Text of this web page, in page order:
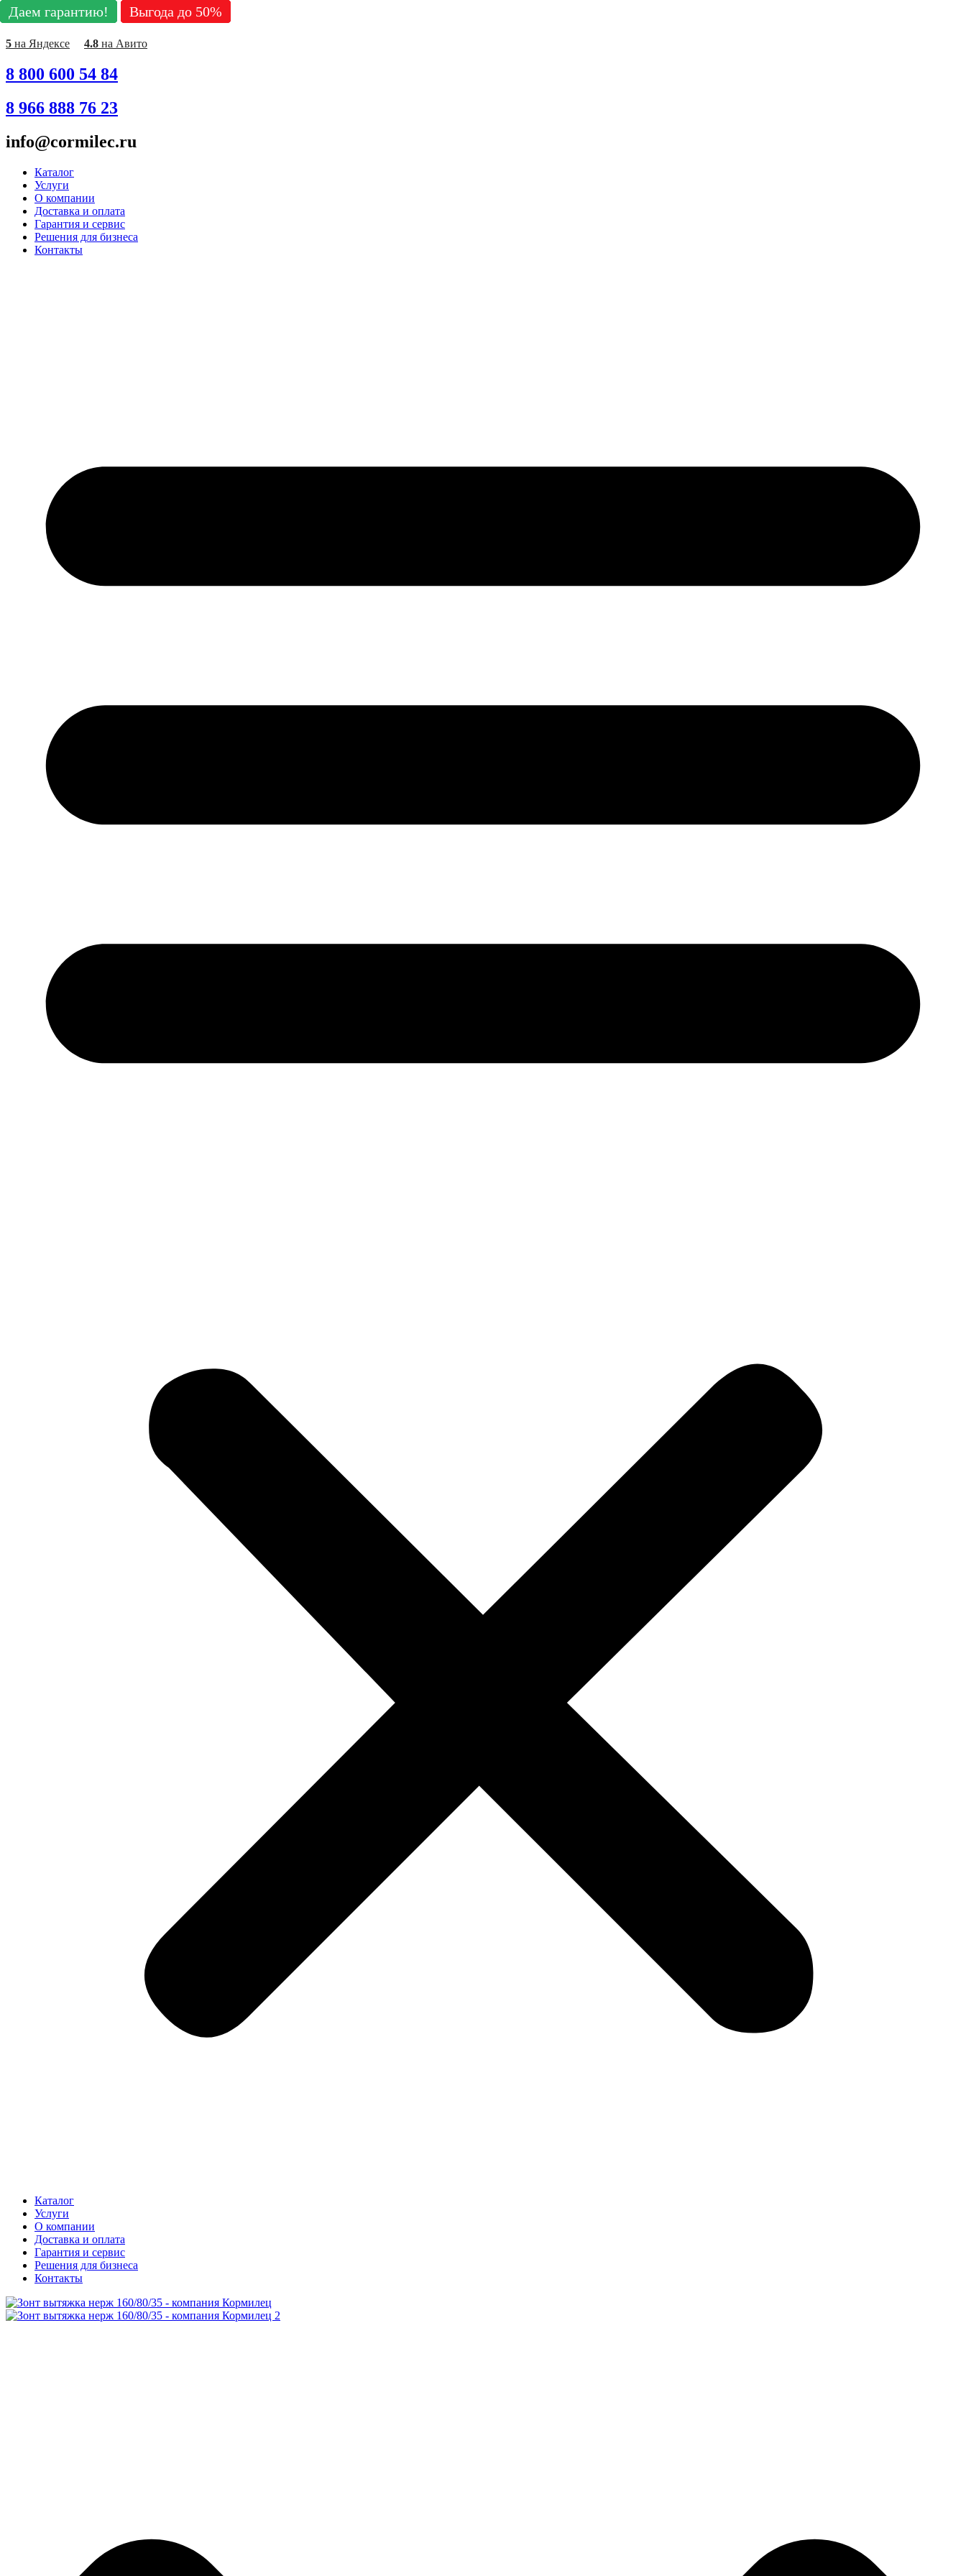
Перейти
к
содержимому
5 на Яндексе 4.8 на Авито
8 800 600 54 84
8 966 888 76 23
info@cormilec.ru
Каталог
Услуги
О компании
Доставка и оплата
Гарантия и сервис
Решения для бизнеса
Контакты
Каталог
Услуги
О компании
Доставка и оплата
Гарантия и сервис
Решения для бизнеса
Контакты
Даем гарантию! Выгода до 50%
Даем гарантию! Выгода до 50%
Даем гарантию! Выгода до 50%
Даем гарантию! Выгода до 50%
Даем гарантию! Выгода до 50%
Даем гарантию! Выгода до 50%
Даем гарантию! Выгода до 50%
Даем гарантию! Выгода до 50%
Даем гарантию! Выгода до 50%